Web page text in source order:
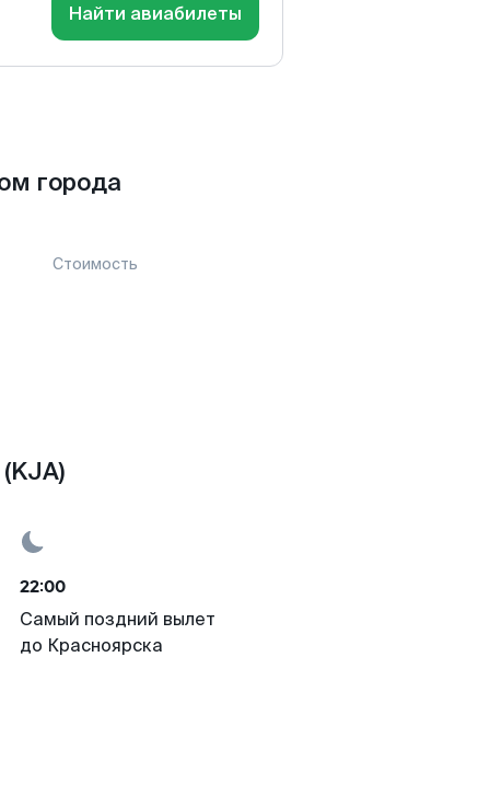
Найти авиабилеты
города
Стоимость
22:00
Самый поздний вылет
до Красноярска